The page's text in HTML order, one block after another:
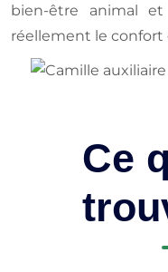
bien-être animal
réellement le confort
Ce